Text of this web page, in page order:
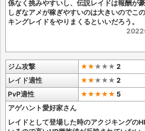
係なく挑みやすいし、伝説レイドは報酬が
しぎなアメが稼ぎやすいのは大きいのでこ
キングレイドをやりまくるといいだろう。
2022
ジム攻撃 ★★★★★ 2
レイド適性
★★★★★ 2
PvP適性
★★★★★ 5
アゲハント愛好家さん
レイドとして登場した時のアクジキングの